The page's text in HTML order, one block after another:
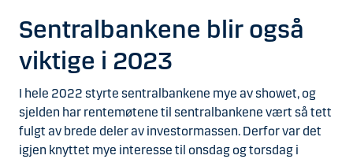
Sentralbankene blir også
viktige i 2023
I hele 2022 styrte sentralbankene mye av showet, og
sjelden har rentemøtene til sentralbankene vært så tett
fulgt av brede deler av investormassen. Derfor var det
igjen knyttet mye interesse til onsdag og torsdag i